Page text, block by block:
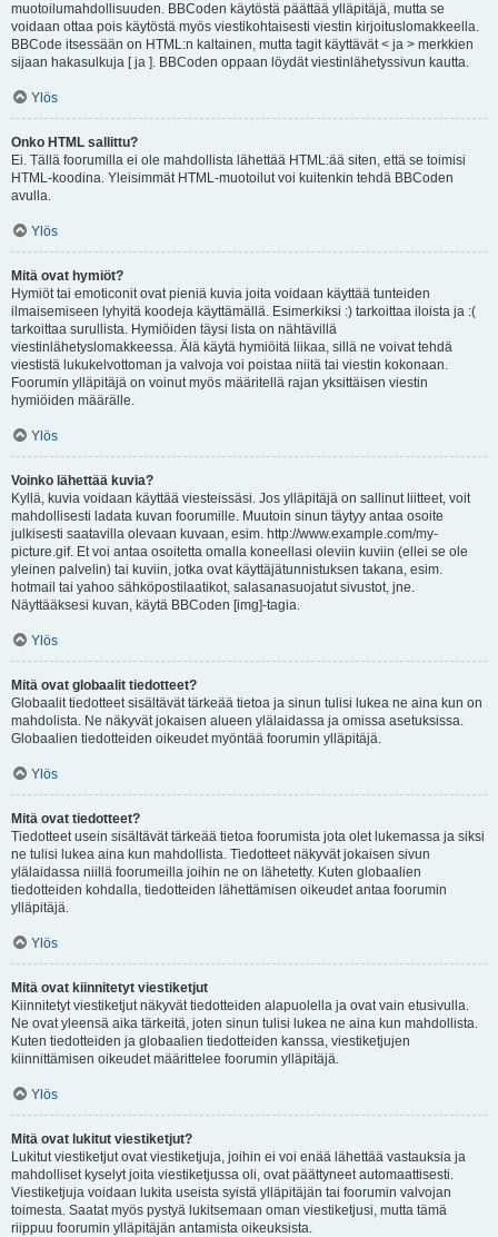
muotoilumahdollisuuden. BBCoden käytöstä päättää ylläpitäjä, mutta se
voidaan ottaa pois käytöstä myös viestikohtaisesti viestin kirjoituslomakkeella.
BBCode itsessään on HTML:n kaltainen, mutta tagit käyttävät < ja > merkkien
sijaan hakasulkuja [ ja ]. BBCoden oppaan löydät viestinlähetyssivun kautta.
Ylös
Onko HTML sallittu?
Ei. Tällä foorumilla ei ole mahdollista lähettää HTML:ää siten, että se toimisi
HTML-koodina. Yleisimmät HTML-muotoilut voi kuitenkin tehdä BBCoden
avulla.
Ylös
Mitä ovat hymiöt?
Hymiöt tai emoticonit ovat pieniä kuvia joita voidaan käyttää tunteiden
ilmaisemiseen lyhyitä koodeja käyttämällä. Esimerkiksi :) tarkoittaa iloista ja :(
tarkoittaa surullista. Hymiöiden täysi lista on nähtävillä
viestinlähetyslomakkeessa. Älä käytä hymiöitä liikaa, sillä ne voivat tehdä
viestistä lukukelvottoman ja valvoja voi poistaa niitä tai viestin kokonaan.
Foorumin ylläpitäjä on voinut myös määritellä rajan yksittäisen viestin
hymiöiden määrälle.
Ylös
Voinko lähettää kuvia?
Kyllä, kuvia voidaan käyttää viesteissäsi. Jos ylläpitäjä on sallinut liitteet, voit
mahdollisesti ladata kuvan foorumille. Muutoin sinun täytyy antaa osoite
julkisesti saatavilla olevaan kuvaan, esim. http://www.example.com/my-
picture.gif. Et voi antaa osoitetta omalla koneellasi oleviin kuviin (ellei se ole
yleinen palvelin) tai kuviin, jotka ovat käyttäjätunnistuksen takana, esim.
hotmail tai yahoo sähköpostilaatikot, salasanasuojatut sivustot, jne.
Näyttääksesi kuvan, käytä BBCoden [img]-tagia.
Ylös
Mitä ovat globaalit tiedotteet?
Globaalit tiedotteet sisältävät tärkeää tietoa ja sinun tulisi lukea ne aina kun on
mahdolista. Ne näkyvät jokaisen alueen ylälaidassa ja omissa asetuksissa.
Globaalien tiedotteiden oikeudet myöntää foorumin ylläpitäjä.
Ylös
Mitä ovat tiedotteet?
Tiedotteet usein sisältävät tärkeää tietoa foorumista jota olet lukemassa ja siksi
ne tulisi lukea aina kun mahdollista. Tiedotteet näkyvät jokaisen sivun
ylälaidassa niillä foorumeilla joihin ne on lähetetty. Kuten globaalien
tiedotteiden kohdalla, tiedotteiden lähettämisen oikeudet antaa foorumin
ylläpitäjä.
Ylös
Mitä ovat kiinnitetyt viestiketjut
Kiinnitetyt viestiketjut näkyvät tiedotteiden alapuolella ja ovat vain etusivulla.
Ne ovat yleensä aika tärkeitä, joten sinun tulisi lukea ne aina kun mahdollista.
Kuten tiedotteiden ja globaalien tiedotteiden kanssa, viestiketjujen
kiinnittämisen oikeudet määrittelee foorumin ylläpitäjä.
Ylös
Mitä ovat lukitut viestiketjut?
Lukitut viestiketjut ovat viestiketjuja, joihin ei voi enää lähettää vastauksia ja
mahdolliset kyselyt joita viestiketjussa oli, ovat päättyneet automaattisesti.
Viestiketjuja voidaan lukita useista syistä ylläpitäjän tai foorumin valvojan
toimesta. Saatat myös pystyä lukitsemaan oman viestiketjusi, mutta tämä
riippuu foorumin ylläpitäjän antamista oikeuksista.